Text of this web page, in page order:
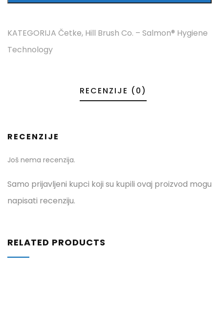
KATEGORIJA Četke, Hill Brush Co. – Salmon® Hygiene
Technology
RECENZIJE (0)
RECENZIJE
Još nema recenzija.
Samo prijavljeni kupci koji su kupili ovaj proizvod mogu
napisati recenziju.
RELATED PRODUCTS
ZATRAŽITE